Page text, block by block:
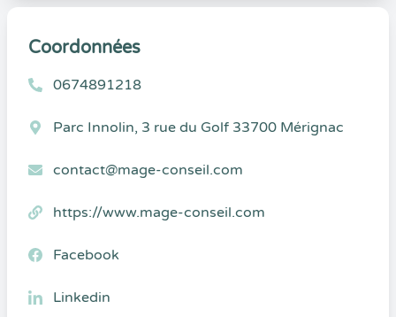
Coordonnées
0674891218
Parc Innolin, 3 rue du Golf 33700 Mérignac
contact@mage-conseil.com
https://www.mage-conseil.com
Facebook
Linkedin